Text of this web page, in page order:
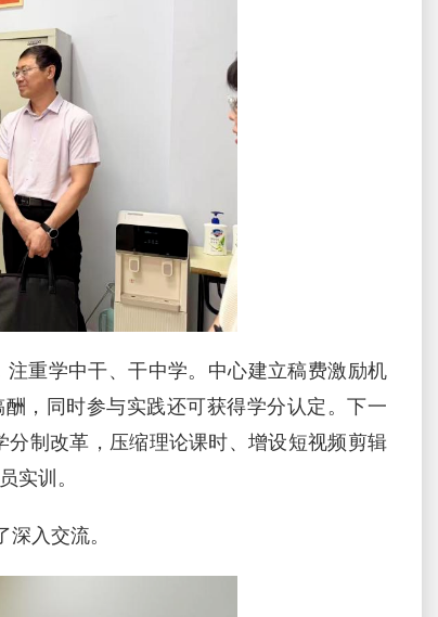
重学中干、干中学。中心建立稿费激励机
，同时参与实践还可获得学分认定。下一
制改革，压缩理论课时、增设短视频剪辑
实训。
入交流。